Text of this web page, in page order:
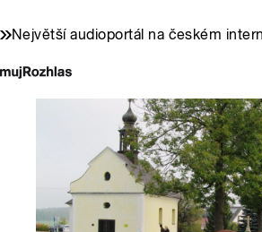
Největší audioportál na českém